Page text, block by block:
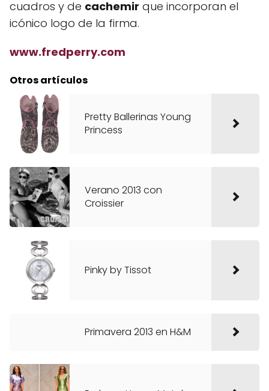
cuadros y de cachemir que incorporan el
icónico logo de la firma.
www.fredperry.com
Otros artículos
Pretty Ballerinas Young
Princess
Verano 2013 con
Croissier
Pinky by Tissot
Primavera 2013 en H&M